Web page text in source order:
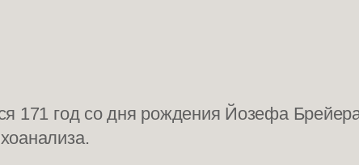
171 год со дня рождения Йозефа